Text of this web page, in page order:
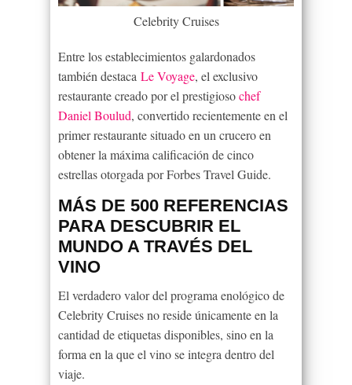
Celebrity Cruises
Entre los establecimientos galardonados
también destaca Le Voyage, el exclusivo
restaurante creado por el prestigiosochef
Daniel Boulud, convertido recientemente en el
primer restaurante situado en un crucero en
obtener la máxima calificación de cinco
estrellas otorgada por Forbes Travel Guide.
MÁS DE 500 REFERENCIAS
PARA DESCUBRIR EL
MUNDO A TRAVÉS DEL
VINO
El verdadero valor del programa enológico de
Celebrity Cruises no reside únicamente en la
cantidad de etiquetas disponibles, sino en la
forma en la que el vino se integra dentro del
viaje.